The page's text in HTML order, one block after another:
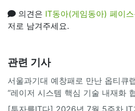
의견은 IT동아(게임동아) 페이
저로 남겨주세요.
관련 기사
서울과기대 예창패로 만난 옵티큐
“레이저 시스템 핵심 기술 내재화
[투자를IT다] 2026년 7월 5주차